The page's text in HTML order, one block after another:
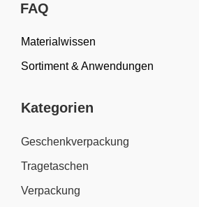
FAQ
Materialwissen
Sortiment & Anwendungen
Kategorien
Geschenkverpackung
Tragetaschen
Verpackung